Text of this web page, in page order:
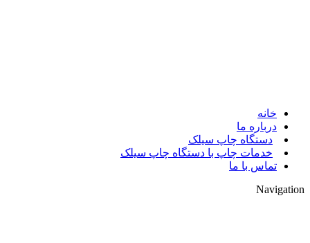
خانه
درباره ما
دستگاه چاپ سیلک
خدمات چاپ با دستگاه چاپ سیلک
تماس با ما
Navigation